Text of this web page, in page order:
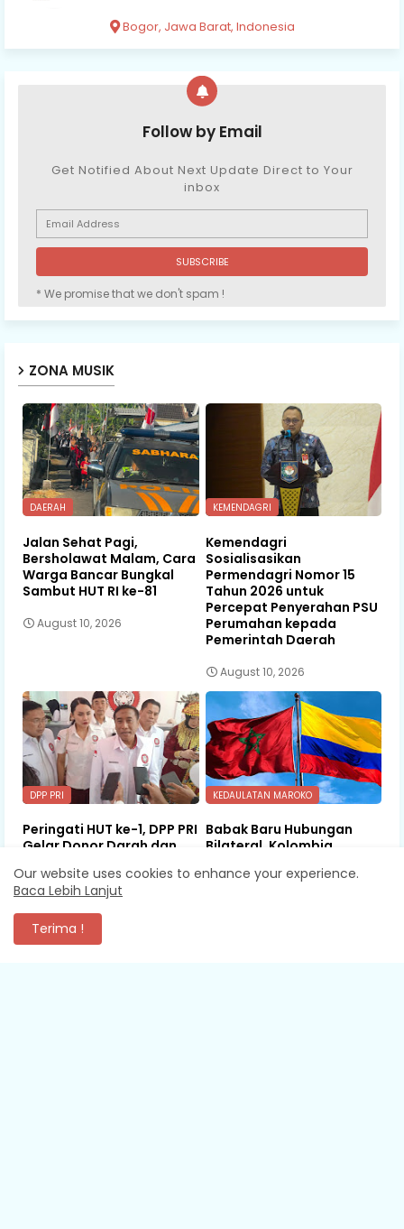
Bogor, Jawa Barat, Indonesia
Follow by Email
Get Notified About Next Update Direct to Your
inbox
* We promise that we don't spam !
ZONA MUSIK
DAERAH
Jalan Sehat Pagi,
Bersholawat Malam, Cara
Warga Bancar Bungkal
Sambut HUT RI ke-81
August 10, 2026
KEMENDAGRI
Kemendagri
Sosialisasikan
Permendagri Nomor 15
Tahun 2026 untuk
Percepat Penyerahan PSU
Perumahan kepada
Pemerintah Daerah
August 10, 2026
DPP PRI
Peringati HUT ke-1, DPP PRI
Gelar Donor Darah dan
UMKM Ikut Meriahkan
Perayaan
August 10, 2026
KEDAULATAN MAROKO
Babak Baru Hubungan
Bilateral, Kolombia
Atas Kedaulatan Maroko
Our website uses cookies to enhance your experience.
Baca Lebih Lanjut
Terima !